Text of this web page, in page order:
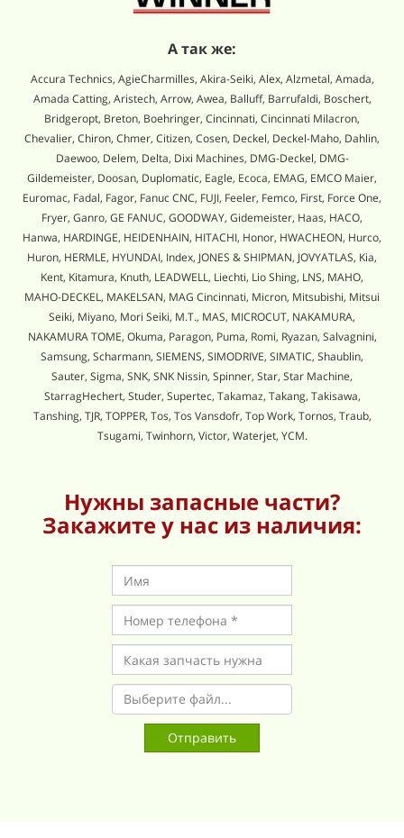
А так же:
Accura Technics, AgieCharmilles, Akira-Seiki, Alex, Alzmetal, Amada,
Amada Catting, Aristech, Arrow, Awea, Balluff, Barrufaldi, Boschert,
Bridgeropt, Breton, Boehringer, Cincinnati, Cincinnati Milacron,
Chevalier, Chiron, Chmer, Citizen, Cosen, Deckel, Deckel-Maho, Dahlin,
Daewoo, Delem, Delta, Dixi Machines, DMG-Deckel, DMG-
Gildemeister, Doosan, Duplomatic, Eagle, Ecoca, EMAG, EMCO Maier,
Euromac, Fadal, Fagor, Fanuc CNC, FUJI, Feeler, Femco, First, Force One,
Fryer, Ganro, GE FANUC, GOODWAY, Gidemeister, Haas, HACO,
Hanwa, HARDINGE, HEIDENHAIN, HITACHI, Honor, HWACHEON, Hurco,
Huron, HERMLE, HYUNDAI, Index, JONES & SHIPMAN, JOVYATLAS, Kia,
Kent, Kitamura, Knuth, LEADWELL, Liechti, Lio Shing, LNS, MAHO,
MAHO-DECKEL, MAKELSAN, MAG Cincinnati, Micron, Mitsubishi, Mitsui
Seiki, Miyano, Mori Seiki, M.T., MAS, MICROCUT, NAKAMURA,
NAKAMURA TOME, Okuma, Paragon, Puma, Romi, Ryazan, Salvagnini,
Samsung, Scharmann, SIEMENS, SIMODRIVE, SIMATIC, Shaublin,
Sauter, Sigma, SNK, SNK Nissin, Spinner, Star, Star Machine,
StarragHechert, Studer, Supertec, Takamaz, Takang, Takisawa,
Tanshing, TJR, TOPPER, Tos, Tos Vansdofr, Top Work, Tornos, Traub,
Tsugami, Twinhorn, Victor, Waterjet, YCM.
Нужны запасные части?
Закажите у нас из наличия:
Выберите файл...
Отправить